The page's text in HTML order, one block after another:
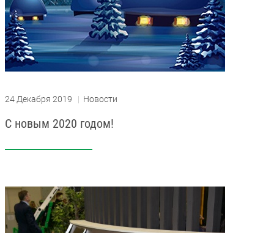
24 Декабря 2019 | Новости
С новым 2020 годом!